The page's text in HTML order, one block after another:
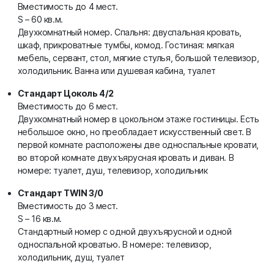
Вместимость до 4 мест.
S – 60 кв.м.
Двухкомнатный номер. Спальня: двуспальная кровать,
шкаф, прикроватные тумбы, комод. Гостиная: мягкая
мебель, сервант, стол, мягкие стулья, большой телевизор,
холодильник. Ванна или душевая кабина, туалет
Стандарт Цоколь 4/2
Вместимость до 6 мест.
Двухкомнатный номер в цокольном этаже гостиницы. Есть
небольшое окно, но преобладает искусственный свет. В
первой комнате расположены две односпальные кровати,
во второй комнате двухъярусная кровать и диван. В
номере: туалет, душ, телевизор, холодильник
Стандарт TWIN 3/0
Вместимость до 3 мест.
S – 16 кв.м.
Стандартный номер с одной двухъярусной и одной
односпальной кроватью. В номере: телевизор,
холодильник, душ, туалет